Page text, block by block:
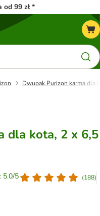
99 zł *
Dwupak Purizon karma dla
dla kota, 2 x 6,5
5.0/5 (188)